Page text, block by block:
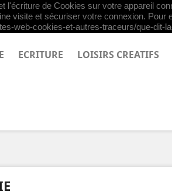
ECRITURE LOISIRS CREATIFS
l'écriture de Cookies sur votre appareil
visite et sécuriser votre connexion.
web-cookies-et-autres-traceurs/que-dit-